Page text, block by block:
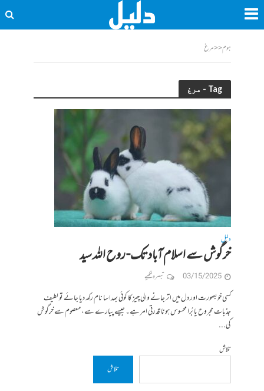
ہوم<<مرغ
Tag - مرغ
دلیل
خرگوش سے اسلام آباد تک- روح اللہ سید
03/15/2025 تبصرہ لکھیے
کسی خوبصورت اور دل میں اتر جانے والی چیز کا کوئی بھدا سا نام رکھ دیا جائے تو لطیف
جذبات مجروح یا بُرا محسوس ہونا قدرتی امر ہے۔ جیسے پیارے سے، معصوم سے خرگوش
کی...
تلاش
تلاش